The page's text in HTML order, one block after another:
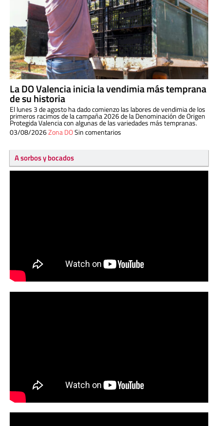
La DO Valencia inicia la vendimia más temprana
de su historia
El lunes 3 de agosto ha dado comienzo las labores de vendimia de los
primeros racimos de la campaña 2026 de la Denominación de Origen
Protegida Valencia con algunas de las variedades más tempranas.
03/08/2026Zona DOSin comentarios
A sorbos y bocados